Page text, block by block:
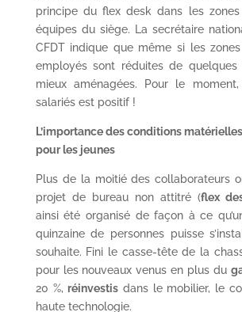
principe du flex desk dans les zones
équipes du siège. La secrétaire
CFDT indique que même si les
employés sont réduites de quelques
mieux aménagées. Pour le
salariés est positif !
L’importance des conditions
pour les jeunes
Plus de la moitié des collaborateurs
projet de bureau non attitré (flex
ainsi été organisé de façon à ce
quinzaine de personnes puisse
souhaite. Fini le casse-tête de la
pour les nouveaux venus en plus du
20 %, réinvestis dans le mobilier, le
haute technologie.